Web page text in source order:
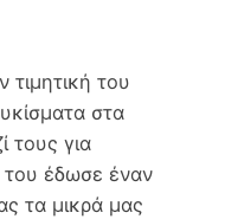
τιμητική του
στα
τους για
έδωσε έναν
τα μικρά μας